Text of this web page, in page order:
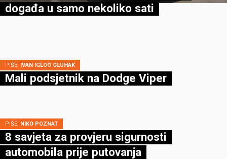
događa u samo nekoliko sati
PIŠE: IVAN IGLOO GLUHAK
Mali podsjetnik na Dodge Viper
PIŠE: NIKO POZNAT
8 savjeta za provjeru sigurnosti
automobila prije putovanja